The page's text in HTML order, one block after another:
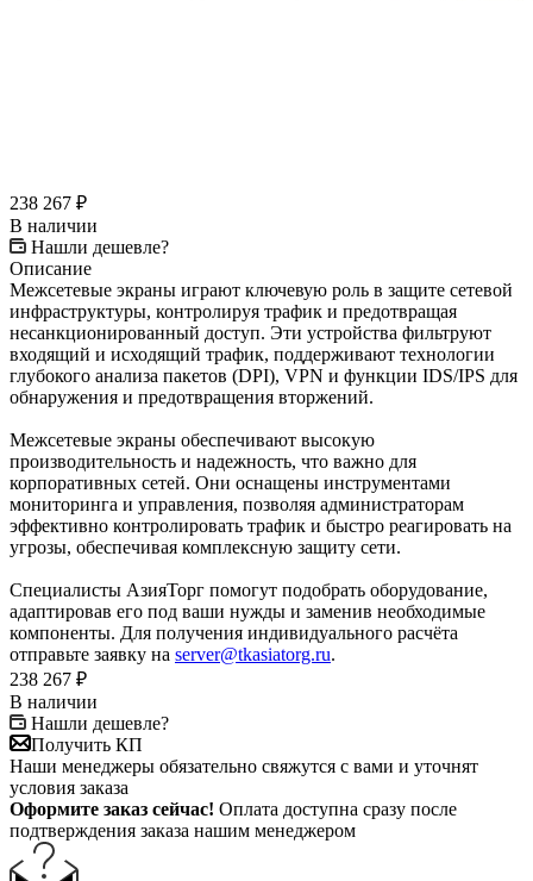
238 267 ₽
В наличии
Нашли дешевле?
Описание
Межсетевые экраны играют ключевую роль в защите сетевой
инфраструктуры, контролируя трафик и предотвращая
несанкционированный доступ. Эти устройства фильтруют
входящий и исходящий трафик, поддерживают технологии
глубокого анализа пакетов (DPI), VPN и функции IDS/IPS для
обнаружения и предотвращения вторжений.
Межсетевые экраны обеспечивают высокую
производительность и надежность, что важно для
корпоративных сетей. Они оснащены инструментами
мониторинга и управления, позволяя администраторам
эффективно контролировать трафик и быстро реагировать на
угрозы, обеспечивая комплексную защиту сети.
Специалисты АзияТорг помогут подобрать оборудование,
адаптировав его под ваши нужды и заменив необходимые
компоненты. Для получения индивидуального расчёта
отправьте заявку на server@tkasiatorg.ru.
238 267 ₽
В наличии
Нашли дешевле?
Получить КП
Наши менеджеры обязательно свяжутся с вами и уточнят
условия заказа
Оформите заказ сейчас! Оплата доступна сразу после
подтверждения заказа нашим менеджером